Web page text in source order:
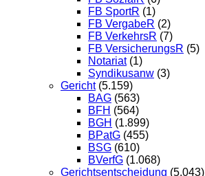
FB SportR (1)
FB VergabeR (2)
FB VerkehrsR (7)
FB VersicherungsR (5)
Notariat(1)
Syndikusanw (3)
Gericht(5.159)
BAG (563)
BFH (564)
BGH (1.899)
BPatG (455)
BSG (610)
BVerfG (1.068)
Gerichtsentscheidung (5.043)